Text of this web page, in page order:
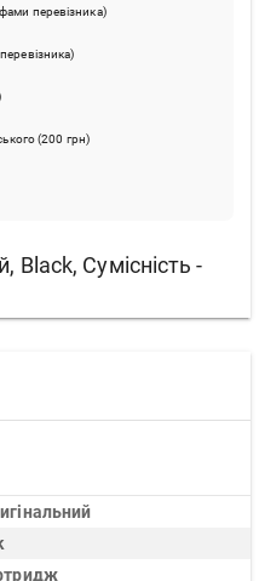
перевізника)
(200 грн)
Black, Сумісність -